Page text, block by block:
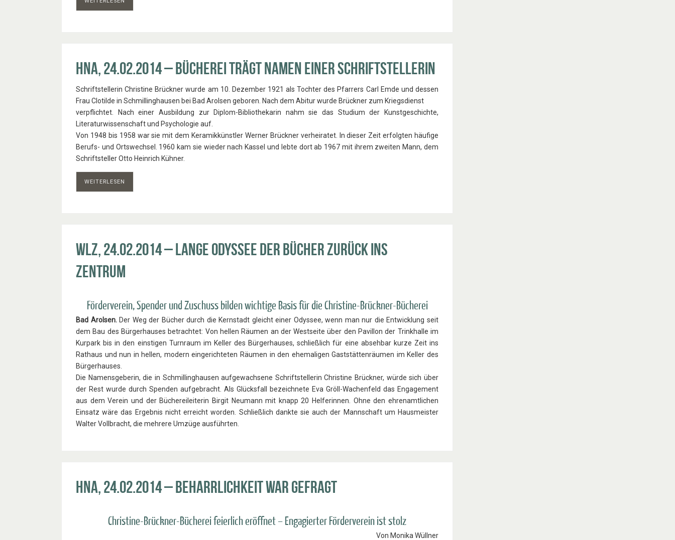
HNA, 24.02.2014 – Bücherei trägt Namen einer Schriftstellerin
Schriftstellerin Christine Brückner wurde am 10. Dezember 1921 als Toch­ter des Pfarrers Carl Emde und dessen
Frau Clotilde in Schmillinghausen bei Bad Arolsen geboren. Nach dem Abitur wurde Brückner zum Kriegsdienst
verpflichtet. Nach einer Ausbildung zur Diplom-Bi­bliothekarin nahm sie das Studium der Kunstge­schichte,
Literaturwissen­schaft und Psychologie auf.
Von 1948 bis 1958 war sie mit dem Keramikkünstler Werner Brückner verheiratet. In dieser Zeit erfolgten häufi­ge
Berufs- und Ortswechsel. 1960 kam sie wieder nach Kas­sel und lebte dort ab 1967 mit ihrem zweiten Mann, dem
Schriftsteller Otto Heinrich Kühner.
WEITERLESEN
WLZ, 24.02.2014 – Lange Odyssee der Bücher zurück ins
Zentrum
Förderverein, Spender und Zuschuss bilden wichtige Basis für die Christine-Brückner-Bücherei
Bad Arolsen.Der Weg der Bücher durch die Kernstadt gleicht einer Odyssee, wenn man nur die Entwicklung seit
dem Bau des Bürgerhauses betrachtet: Von hellen Räumen an der Westseite über den Pavillon der Trinkhalle im
Kurpark bis in den einstigen Turnraum im Keller des Bürgerhauses, schließlich für eine absehbar kurze Zeit ins
Rathaus und nun in hellen, modern eingerichteten Räumen in den ehemaligen Gaststättenräumen im Keller des
Bürgerhauses.
Die Namensgeberin, die in Schmillinghausen aufgewachsene Schriftstellerin Christine Brückner, würde sich über
der Rest wurde durch Spenden aufgebracht. Als Glücksfall bezeichnete Eva Gröll-Wachenfeld das Engagement
aus dem Verein und der Büchereileiterin Birgit Neumann mit knapp 20 Helferinnen. Ohne den ehrenamtlichen
Einsatz wäre das Ergebnis nicht erreicht worden. Schließlich dankte sie auch der Mannschaft um Hausmeister
Walter Vollbracht, die mehrere Umzüge ausführten.
HNA, 24.02.2014 – Beharrlichkeit war gefragt
Christine-Brückner-Bücherei feierlich eröffnet – Engagierter Förderverein ist stolz
Von Monika Wüllner